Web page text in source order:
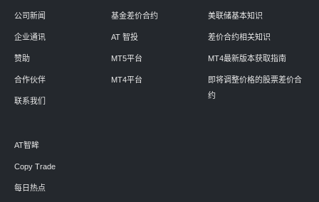
公司新闻
企业通讯
赞助
合作伙伴
联系我们
基金差价合约
AT 智投
MT5平台
MT4平台
美联储基本知识
差价合约相关知识
MT4最新版本获取指南
即将调整价格的股票差价合
约
AT智眸
Copy Trade
每日热点